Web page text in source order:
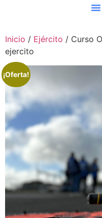
Inicio / Ejército / Curso
ejercito
¡Oferta!